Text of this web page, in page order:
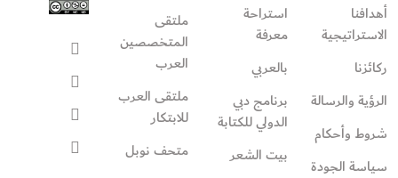
أهدافنا
الاستراتيجية
ركائزنا
الرؤية والرسالة
شروط وأحكام
سياسة الجودة
استراحة
معرفة
بالعربي
برنامج دبي
الدولي للكتابة
بيت الشعر
ملتقى
المتخصصين
العرب
ملتقى العرب
للابتكار
متحف نوبل